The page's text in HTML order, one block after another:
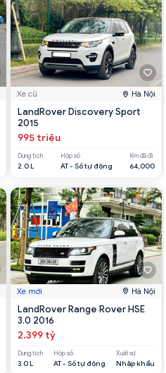
Xe cũ Hà Nội
LandRover Discovery Sport
2015
995 triệu
Dung tích
2.0 L
Hộp số
AT - Số tự động
Km đã đi
64,000
Xe mới Hà Nội
LandRover Range Rover HSE
3.0 2016
2.399 tỷ
Dung tích
3.0 L
Hộp số
AT - Số tự động
Xuất xứ
Nhập khẩu